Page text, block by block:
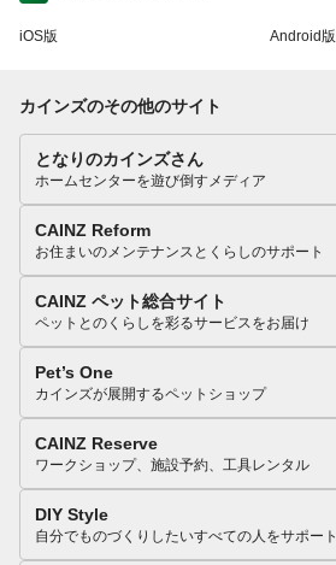
iOS版 Android版
カインズのその他のサイト
となりのカインズさん
ホームセンターを遊び倒すメディア
CAINZ Reform
お住まいのメンテナンスとくらしのサポート
CAINZ ペット総合サイト
ペットとのくらしを彩るサービスをお届け
Pet’s One
カインズが展開するペットショップ
CAINZ Reserve
ワークショップ、施設予約、工具レンタル
DIY Style
自分でものづくりしたいすべての人をサポート